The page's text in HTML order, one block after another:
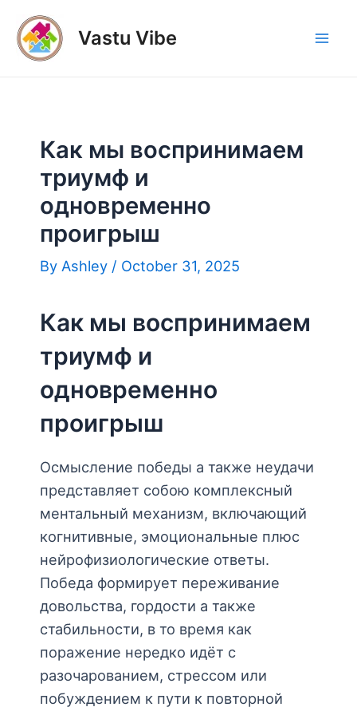
content
Vastu Vibe
Как мы воспринимаем
триумф и
одновременно
проигрыш
By Ashley / October 31, 2025
Как мы воспринимаем
триумф и
одновременно
проигрыш
Осмысление победы а также неудачи
представляет собою комплексный
ментальный механизм, включающий
когнитивные, эмоциональные плюс
нейрофизиологические ответы.
Победа формирует переживание
довольства, гордости а также
стабильности, в то время как
поражение нередко идёт с
разочарованием, стрессом или
побуждением к пути к повторной